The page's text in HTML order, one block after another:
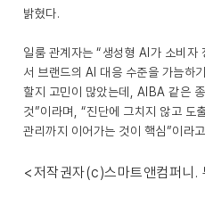
밝혔다.
일룸 관계자는 “생성형 AI가 소비자
서 브랜드의 AI 대응 수준을 가늠하
할지 고민이 많았는데, AIBA 같은
것”이라며, “진단에 그치지 않고 도
관리까지 이어가는 것이 핵심”이라
<저작권자(c)스마트앤컴퍼니.